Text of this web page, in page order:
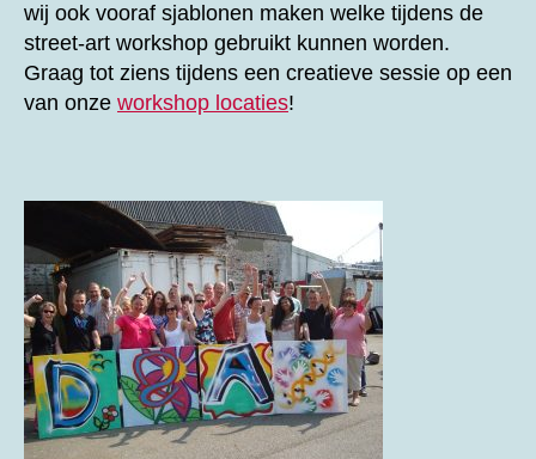
wij ook vooraf sjablonen maken welke tijdens de
street-art workshop gebruikt kunnen worden.
Graag tot ziens tijdens een creatieve sessie op een
van onze workshop locaties!